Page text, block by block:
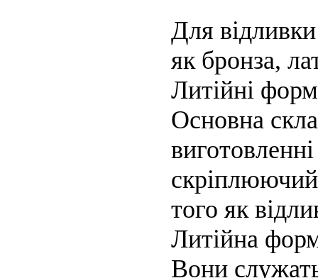
Для
як бронза,
Литійні
Основна
скріплюючий
того як
Литійна
Вони